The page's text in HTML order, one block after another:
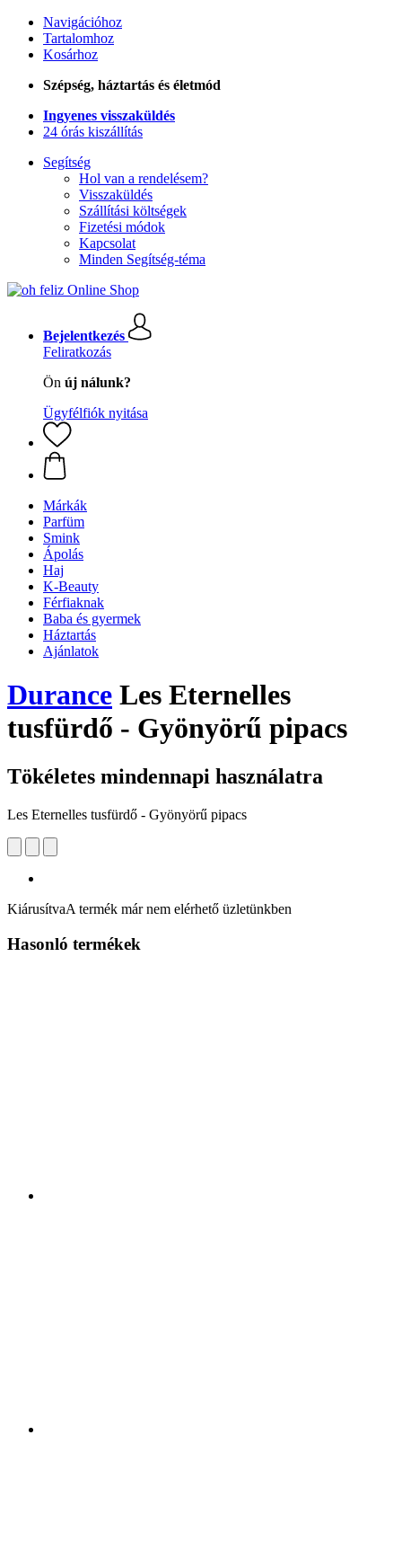
Navigációhoz
Tartalomhoz
Kosárhoz
Szépség, háztartás és életmód
Ingyenes visszaküldés
24 órás kiszállítás
Segítség
Hol van a rendelésem?
Visszaküldés
Szállítási költségek
Fizetési módok
Kapcsolat
Minden Segítség-téma
Bejelentkezés
Feliratkozás
Ön új nálunk?
Ügyfélfiók nyitása
Márkák
Parfüm
Smink
Ápolás
Haj
K-Beauty
Férfiaknak
Baba és gyermek
Háztartás
Ajánlatok
Durance Les Eternelles
tusfürdő - Gyönyörű pipacs
Tökéletes mindennapi használatra
Les Eternelles tusfürdő - Gyönyörű pipacs
KiárusítvaA termék már nem elérhető üzletünkben
Hasonló termékek